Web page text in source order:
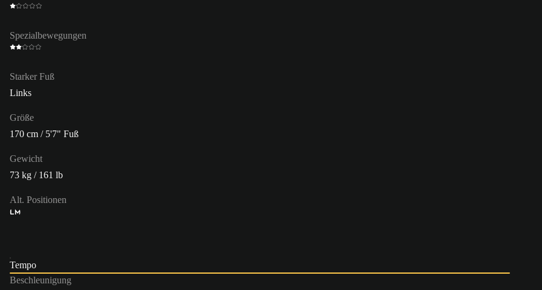
Spezialbewegungen
Starker Fuß
Links
Größe
170 cm / 5'7" Fuß
Gewicht
73 kg / 161 lb
Alt. Positionen
LM
Tempo
Beschleunigung